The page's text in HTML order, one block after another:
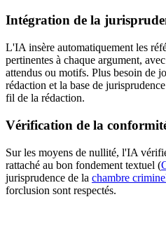
Intégration de la
L'IA insère automatiquement les
pertinentes à chaque argument,
attendus ou motifs. Plus besoin de
rédaction et la base de
fil de la rédaction.
Vérification de la
Sur les moyens de nullité, l'IA
rattaché au bon fondement textuel (
jurisprudence de la chambre
forclusion sont respectés.